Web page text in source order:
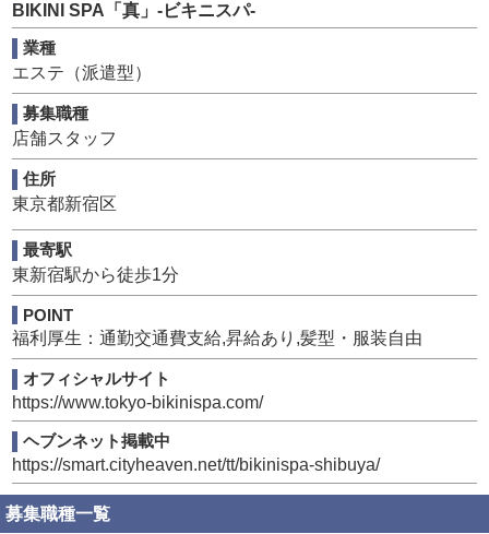
BIKINI SPA「真」-ビキニスパ-
業種
エステ（派遣型）
募集職種
店舗スタッフ
住所
東京都新宿区
最寄駅
東新宿駅から徒歩1分
POINT
福利厚生：通勤交通費支給,昇給あり,髪型・服装自由
オフィシャルサイト
https://www.tokyo-bikinispa.com/
ヘブンネット掲載中
https://smart.cityheaven.net/tt/bikinispa-shibuya/
募集職種一覧